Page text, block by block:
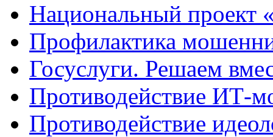
Национальный проект
Профилактика
Госуслуги. Решаем
Противодействие ИТ-
Противодействие